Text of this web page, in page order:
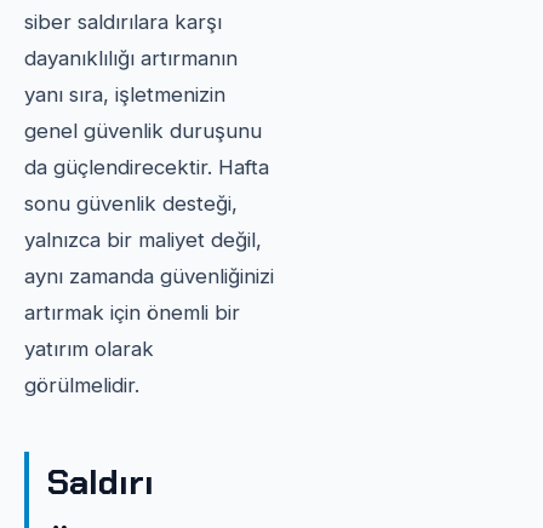
siber saldırılara karşı
dayanıklılığı artırmanın
yanı sıra, işletmenizin
genel güvenlik duruşunu
da güçlendirecektir. Hafta
sonu güvenlik desteği,
yalnızca bir maliyet değil,
aynı zamanda güvenliğinizi
artırmak için önemli bir
yatırım olarak
görülmelidir.
Saldırı